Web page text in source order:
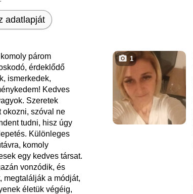
adatlapját
párom
érdeklődő
ismerkedek,
Kedves
Szeretek
okozni, szóval ne
tudni, hisz úgy
Különleges
komoly
egy kedves társat.
vonzódik, és
megtalálják a módját,
életük végéig,
1